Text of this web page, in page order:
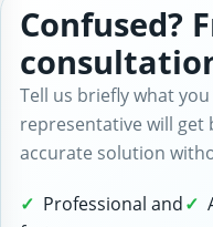
Confused?
Tell us briefly what
representative will get
accurate solution
Professional and